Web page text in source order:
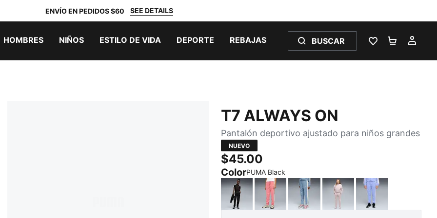
ENVÍO EN PEDIDOS $60 SEE DETAILS
HOMBRES NIÑOS ESTILO DE VIDA DEPORTE REBAJAS BUSCAR
LISTA DE
T7 ALWAYS ON
Pantalón deportivo ajustado para niños grandes
NUEVO
$45.00
ColorPUMA Black
PUMA BlackWild PinkCool BlueMisty PinkIntense Lavender